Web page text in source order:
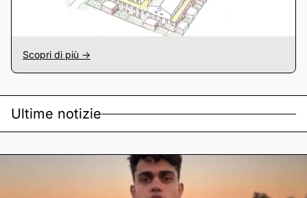
Scopri di più ->
Ultime notizie